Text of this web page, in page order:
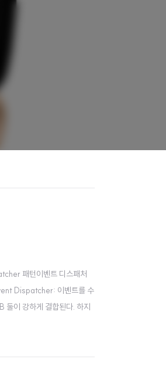
패턴이벤트 디스패처
Dispatcher: 이벤트를 수
이 강하게 결합된다. 하지